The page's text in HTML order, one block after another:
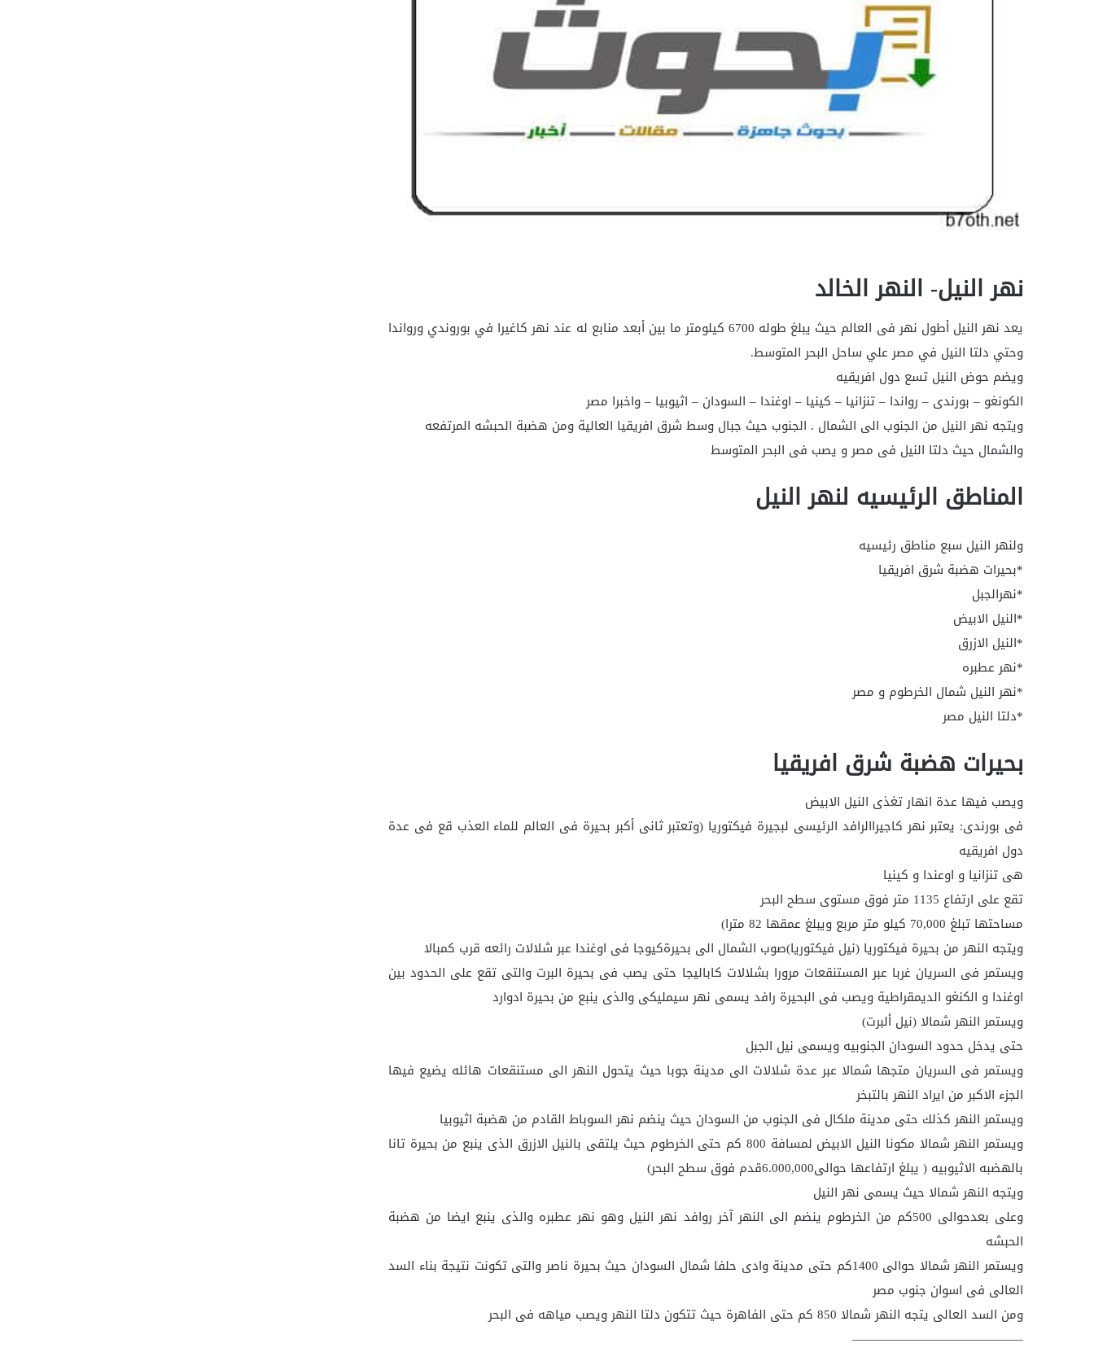
نهر النيل- النهر الخالد
يعد نهر النيل أطول نهر فى العالم حيث يبلغ طوله ‏6700‏ كيلومتر ما بين أبعد منابع له عند نهر كاغيرا في بوروندي ورواندا
وحتي دلتا النيل في مصر علي ساحل البحر المتوسط‏.‏
ويضم حوض النيل تسع دول افريقيه
الكونغو – بورندى – رواندا – تنزانيا – كينيا – اوغندا – السودان – اثيوبيا – واخبرا مصر‏
ويتجه نهر النيل من الجنوب الى الشمال . الجنوب حيث جبال وسط شرق افريقيا العالية ومن هضبة الحبشه المرتفعه
والشمال حيث دلتا النيل فى مصر و يصب فى البحر المتوسط‏
المناطق الرئيسيه لنهر النيل
ولنهر النيل سبع مناطق رئيسيه
*بحيرات هضبة شرق افريقيا
*نهرالجبل
*النيل الابيض
*النيل الازرق
*نهر عطبره
*نهر النيل شمال الخرطوم و مصر
*دلتا النيل مصر
بحيرات هضبة شرق افريقيا
ويصب فيها عدة انهار تغذى النيل الابيض
فى بورندى: يعتبر نهر كاجيراالرافد الرئيسى لبجيرة فيكتوريا (وتعتبر ثانى أكبر بحيرة فى العالم للماء العذب قع فى عدة
دول افريقيه
هى تنزانيا و اوعندا و كينيا
تقع على ارتفاع 1135 متر فوق مستوى سطح البحر
مساحتها تبلغ 70,000 كيلو متر مربع ويبلغ عمقها 82 مترا)
ويتجه النهر من بحيرة فيكتوريا (نيل فيكتوريا)صوب الشمال الى بحيرةكيوجا فى اوغندا عبر شلالات رائعه قرب كمبالا
ويستمر فى السريان غربا عبر المستنقعات مرورا بشلالات كاباليجا حتى يصب فى بحيرة البرت والتى تقع على الحدود بين
اوغندا و الكنغو الديمقراطية ويصب فى البحيرة رافد يسمى نهر سيمليكى والذى ينبع من بحيرة ادوارد
ويستمر النهر شمالا (نيل ألبرت)
حتى يدخل حدود السودان الجنوبيه ويسمى نيل الجبل
ويستمر فى السريان متجها شمالا عبر عدة شلالات الى مدينة جوبا حيث يتحول النهر الى مستنقعات هائله يضيع فيها
الجزء الاكبر من ايراد النهر بالتبخر
ويستمر النهر كذلك حتى مدينة ملكال فى الجنوب من السودان حيث ينضم نهر السوباط القادم من هضبة اثيوبيا
ويستمر النهر شمالا مكونا النيل الابيض لمسافة 800 كم حتى الخرطوم حيث يلتقى بالنيل الازرق الذى ينبع من بحيرة تانا
بالهضبه الاثيوبيه ( يبلغ ارتفاعها حوالى6.000,000قدم فوق سطح البحر)
ويتجه النهر شمالا حيث يسمى نهر النيل
وعلى بعدحوالى 500كم من الخرطوم ينضم الى النهر آخر روافد نهر النيل وهو نهر عطبره والذى ينبع ايضا من هضبة
الحبشه
ويستمر النهر شمالا حوالى 1400كم حتى مدينة وادى حلفا شمال السودان حيث بحيرة ناصر والتى تكونت نتيجة بناء السد
العالى فى اسوان جنوب مصر
ومن السد العالى يتجه النهر شمالا 850 كم حتى الفاهرة حيث تتكون دلتا النهر ويصب مياهه فى البحر
——————————————